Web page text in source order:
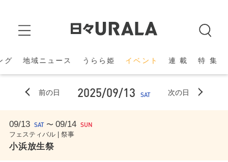
グ 地域ニュース うらら姫 イベント 連 載 特 集
前の日 2025/09/13 SAT 次の日
09/13 SAT〜 09/14 SUN
フェスティバル | 祭事
小浜放生祭